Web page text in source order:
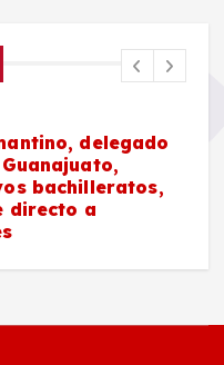
delegado
bachilleratos,
directo a